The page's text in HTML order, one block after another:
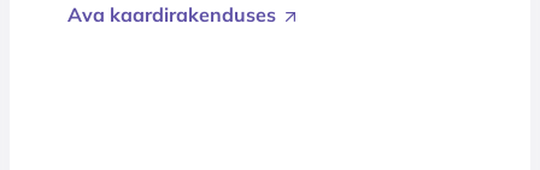
Ava kaardirakenduses